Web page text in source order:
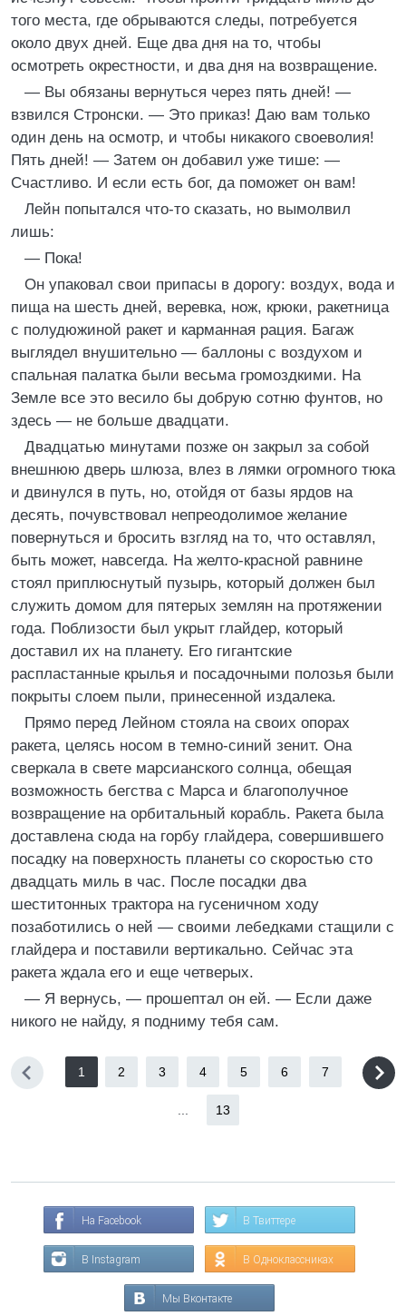
того места, где обрываются следы, потребуется
около двух дней. Еще два дня на то, чтобы
осмотреть окрестности, и два дня на возвращение.
— Вы обязаны вернуться через пять дней! —
взвился Стронски. — Это приказ! Даю вам только
один день на осмотр, и чтобы никакого своеволия!
Пять дней! — Затем он добавил уже тише: —
Счастливо. И если есть бог, да поможет он вам!
Лейн попытался что-то сказать, но вымолвил
лишь:
— Пока!
Он упаковал свои припасы в дорогу: воздух, вода и
пища на шесть дней, веревка, нож, крюки, ракетница
с полудюжиной ракет и карманная рация. Багаж
выглядел внушительно — баллоны с воздухом и
спальная палатка были весьма громоздкими. На
Земле все это весило бы добрую сотню фунтов, но
здесь — не больше двадцати.
Двадцатью минутами позже он закрыл за собой
внешнюю дверь шлюза, влез в лямки огромного тюка
и двинулся в путь, но, отойдя от базы ярдов на
десять, почувствовал непреодолимое желание
повернуться и бросить взгляд на то, что оставлял,
быть может, навсегда. На желто-красной равнине
стоял приплюснутый пузырь, который должен был
служить домом для пятерых землян на протяжении
года. Поблизости был укрыт глайдер, который
доставил их на планету. Его гигантские
распластанные крылья и посадочными полозья были
покрыты слоем пыли, принесенной издалека.
Прямо перед Лейном стояла на своих опорах
ракета, целясь носом в темно-синий зенит. Она
сверкала в свете марсианского солнца, обещая
возможность бегства с Марса и благополучное
возвращение на орбитальный корабль. Ракета была
доставлена сюда на горбу глайдера, совершившего
посадку на поверхность планеты со скоростью сто
двадцать миль в час. После посадки два
шеститонных трактора на гусеничном ходу
позаботились о ней — своими лебедками стащили с
глайдера и поставили вертикально. Сейчас эта
ракета ждала его и еще четверых.
— Я вернусь, — прошептал он ей. — Если даже
никого не найду, я подниму тебя сам.
1 2 3 4 5 6 7
13
На Facebook В Твиттере
В Instagram В Одноклассниках
Мы Вконтакте